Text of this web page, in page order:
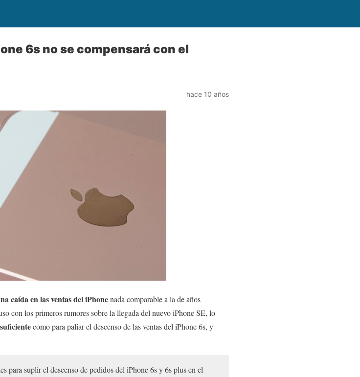
6s no se compensará con el
hace 10 años
caída en las ventas del iPhonenada comparable a la de años
con los primeros rumores sobre la llegada del nuevo iPhone SE, lo
como para paliar el descenso de las ventas del iPhone 6s, y
para suplir el descenso de pedidos del iPhone 6s y 6s plus en el